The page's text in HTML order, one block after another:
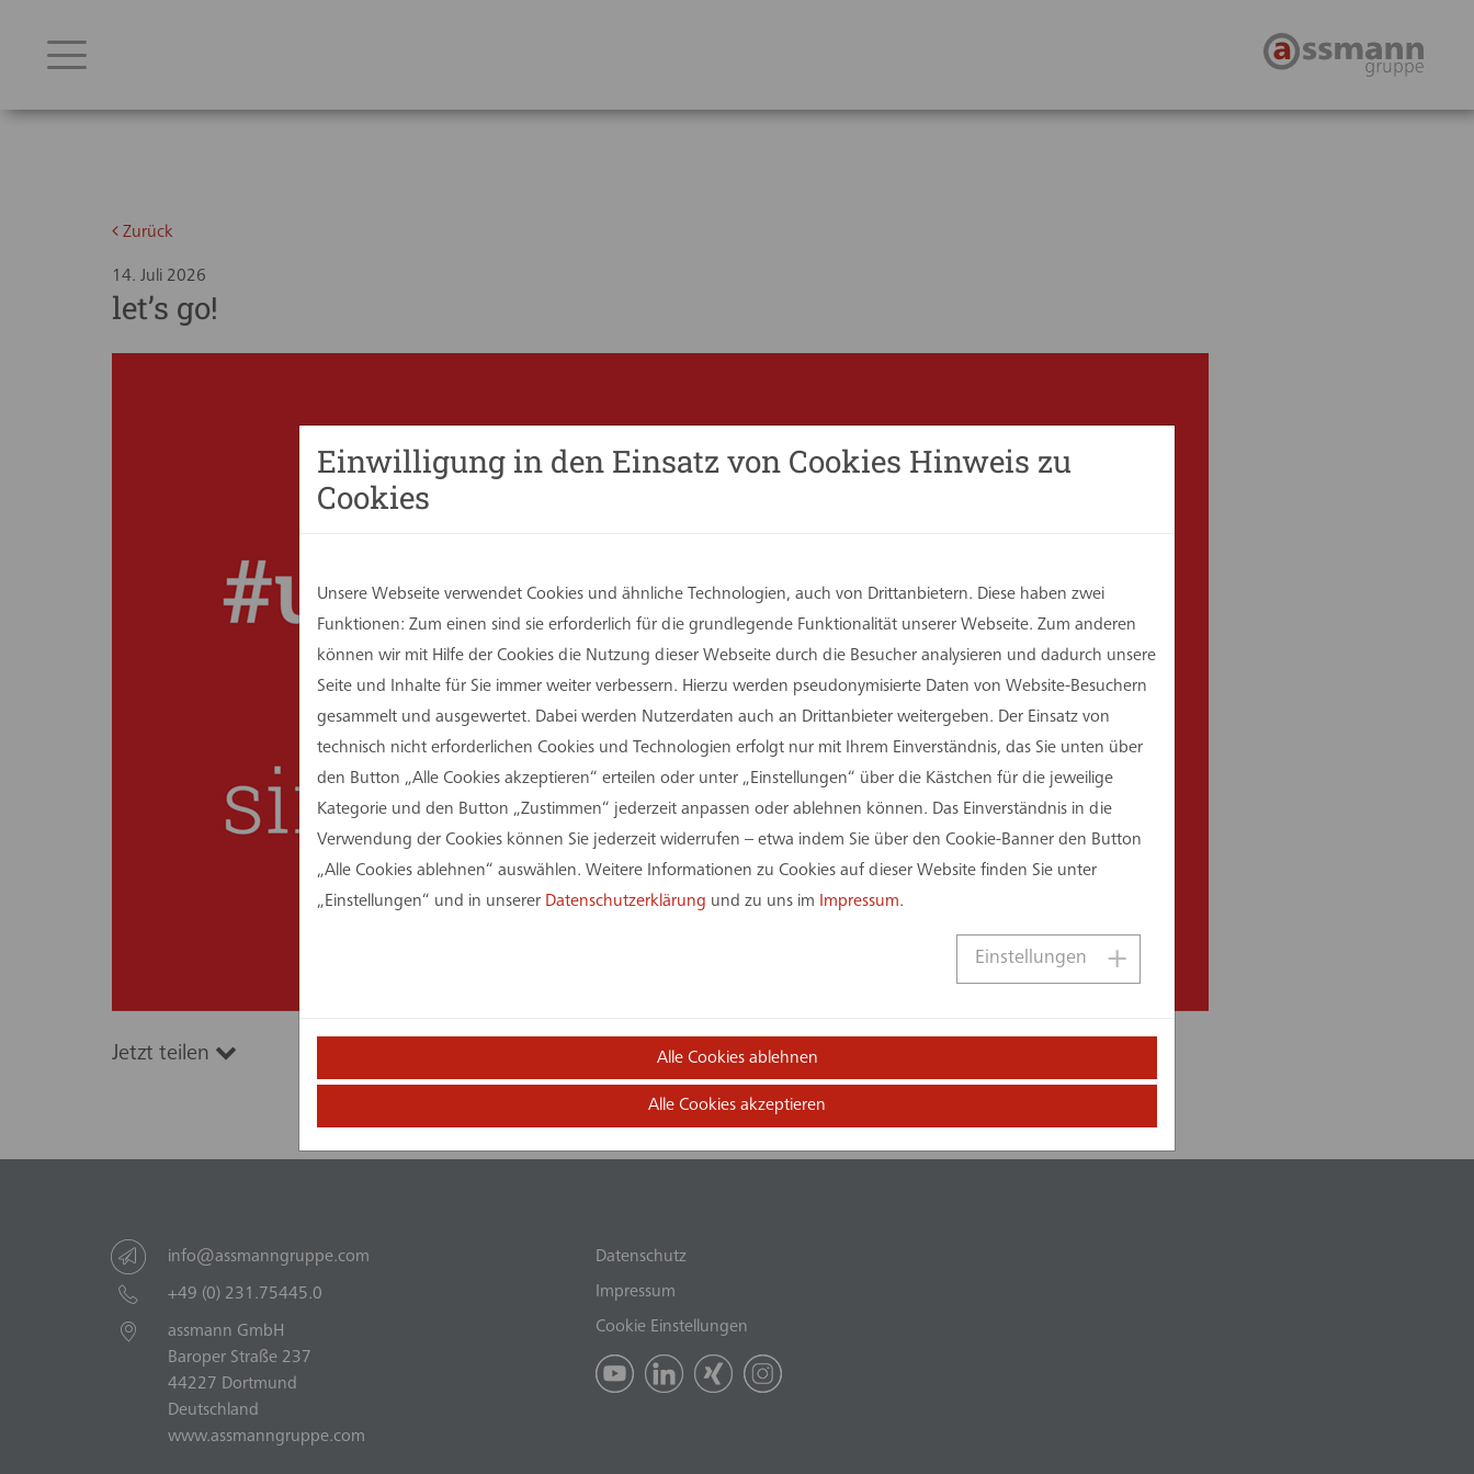
Zurück
14. Juli 2026
let’s go!
Jetzt teilen
info@assmanngruppe.com
+49 (0) 231.75445.0
assmann GmbH
Baroper Straße 237
44227 Dortmund
Deutschland
www.assmanngruppe.com
Datenschutz
Impressum
Cookie Einstellungen
Einwilligung in den Einsatz von Cookies Hinweis zu
Cookies
Unsere Webseite verwendet Cookies und ähnliche Technologien, auch von Drittanbietern. Diese haben zwei
Funktionen: Zum einen sind sie erforderlich für die grundlegende Funktionalität unserer Webseite. Zum anderen
können wir mit Hilfe der Cookies die Nutzung dieser Webseite durch die Besucher analysieren und dadurch unsere
Seite und Inhalte für Sie immer weiter verbessern. Hierzu werden pseudonymisierte Daten von Website-Besuchern
gesammelt und ausgewertet. Dabei werden Nutzerdaten auch an Drittanbieter weitergeben. Der Einsatz von
technisch nicht erforderlichen Cookies und Technologien erfolgt nur mit Ihrem Einverständnis, das Sie unten über
den Button „Alle Cookies akzeptieren“ erteilen oder unter „Einstellungen“ über die Kästchen für die jeweilige
Kategorie und den Button „Zustimmen“ jederzeit anpassen oder ablehnen können. Das Einverständnis in die
Verwendung der Cookies können Sie jederzeit widerrufen – etwa indem Sie über den Cookie-Banner den Button
„Alle Cookies ablehnen“ auswählen. Weitere Informationen zu Cookies auf dieser Website finden Sie unter
„Einstellungen“ und in unserer Datenschutzerklärung und zu uns im Impressum.
Einstellungen
Alle Cookies ablehnen
Alle Cookies akzeptieren